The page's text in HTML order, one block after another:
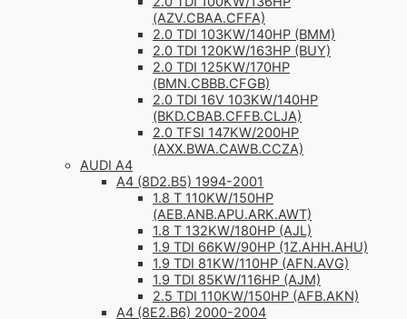
(AZV.CBAA.CFFA)
2.0 TDI 103KW/140HP (BMM)
2.0 TDI 120KW/163HP (BUY)
2.0 TDI 125KW/170HP
(BMN.CBBB.CFGB)
2.0 TDI 16V 103KW/140HP
(BKD.CBAB.CFFB.CLJA)
2.0 TFSI 147KW/200HP
(AXX.BWA.CAWB.CCZA)
AUDI A4
A4 (8D2.B5) 1994-2001
1.8 T 110KW/150HP
(AEB.ANB.APU.ARK.AWT)
1.8 T 132KW/180HP (AJL)
1.9 TDI 66KW/90HP (1Z.AHH.AHU)
1.9 TDI 81KW/110HP (AFN.AVG)
1.9 TDI 85KW/116HP (AJM)
2.5 TDI 110KW/150HP (AFB.AKN)
A4 (8E2.B6) 2000-2004